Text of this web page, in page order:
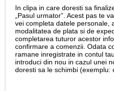
In clipa in care doresti sa
„Pasul urmator”. Acest pas te
vei completa datele personale,
modalitatea de plata si de
completarea tuturor acestor
confirmare a comenzii. Odata
ramane inregistrate in contul
introduci din nou in cazul unei
doresti sa le schimbi (exemplu: